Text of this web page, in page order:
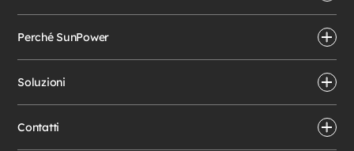
Perché SunPower
Soluzioni
Contatti